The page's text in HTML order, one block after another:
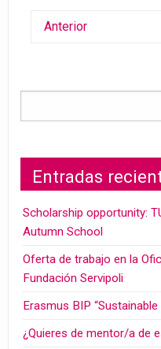
Anterior
Entradas
Scholarship opportunity:
Autumn School
Oferta de trabajo en la
Fundación Servipoli
Erasmus BIP
¿Quieres de mentor/a de